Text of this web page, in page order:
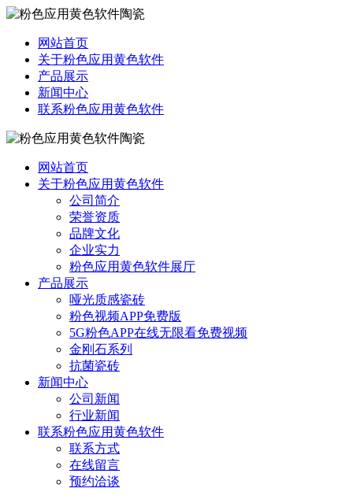
网站首页
关于粉色应用黄色软件
产品展示
新闻中心
联系粉色应用黄色软件
网站首页
关于粉色应用黄色软件
公司简介
荣誉资质
品牌文化
企业实力
粉色应用黄色软件展厅
产品展示
哑光质感瓷砖
粉色视频APP免费版
5G粉色APP在线无限看免费视频
金刚石系列
抗菌瓷砖
新闻中心
公司新闻
行业新闻
联系粉色应用黄色软件
联系方式
在线留言
预约洽谈